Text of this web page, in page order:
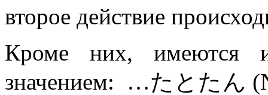
второе действие
Кроме них, имеются
значением: …たとた